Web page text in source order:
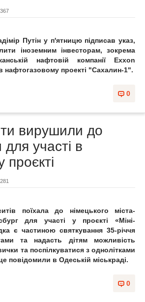
367
Путін у п'ятницю підписав указ,
іноземним інвесторам, зокрема
нафтовій компанії Exxon
нафтогазовому проекті "Сахалин-1".
0
вирушили до
участі в
проєкті
281
поїхала до німецького міста-
для участі у проєкті «Міні-
є частиною святкування 35-річчя
та надасть дітям можливість
та поспілкуватися з однолітками
повідомили в Одеській міськраді.
0